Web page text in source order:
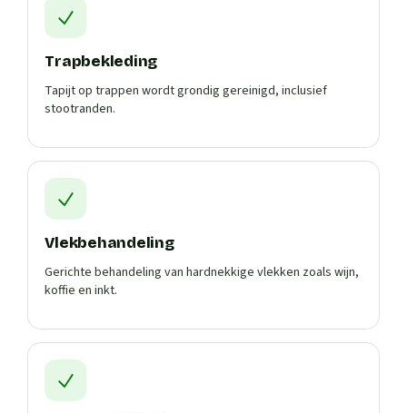
Trapbekleding
Tapijt op trappen wordt grondig gereinigd, inclusief
stootranden.
Vlekbehandeling
Gerichte behandeling van hardnekkige vlekken zoals wijn,
koffie en inkt.